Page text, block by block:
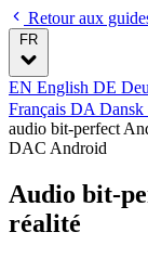
Retour aux
FR
EN English DE
Français DA Dansk
audio bit-perfect
DAC Android
Audio bit-
réalité